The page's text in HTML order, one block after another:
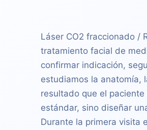
Láser CO2 fraccionado /
tratamiento facial de
confirmar indicación,
estudiamos la anatomía,
resultado que el
estándar, sino diseñar
Durante la primera visita